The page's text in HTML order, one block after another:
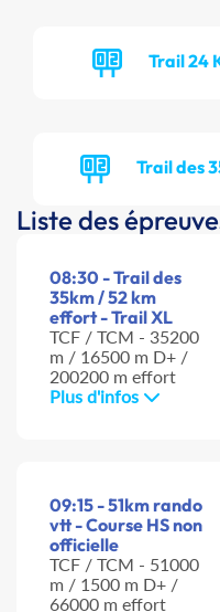
Trail 24
Trail des
Liste des
08:30 - Trail des
35km / 52 km
effort - Trail XL
TCF / TCM - 35200
m / 16500 m D+ /
200200 m effort
Plus d'infos
09:15 - 51km rando
vtt - Course HS non
officielle
TCF / TCM - 51000
m / 1500 m D+ /
66000 m effort